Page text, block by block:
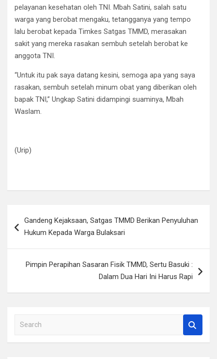
pelayanan kesehatan oleh TNI. Mbah Satini, salah satu
warga yang berobat mengaku, tetangganya yang tempo
lalu berobat kepada Timkes Satgas TMMD, merasakan
sakit yang mereka rasakan sembuh setelah berobat ke
anggota TNI.
“Untuk itu pak saya datang kesini, semoga apa yang saya
rasakan, sembuh setelah minum obat yang diberikan oleh
bapak TNI,” Ungkap Satini didampingi suaminya, Mbah
Waslam.
(Urip)
posGandeng Kejaksaan, Satgas TMMD Berikan Penyuluhan
Hukum Kepada Warga Bulaksari
Pimpin Perapihan Sasaran Fisik TMMD, Sertu Basuki :
Dalam Dua Hari Ini Harus Rapi
a